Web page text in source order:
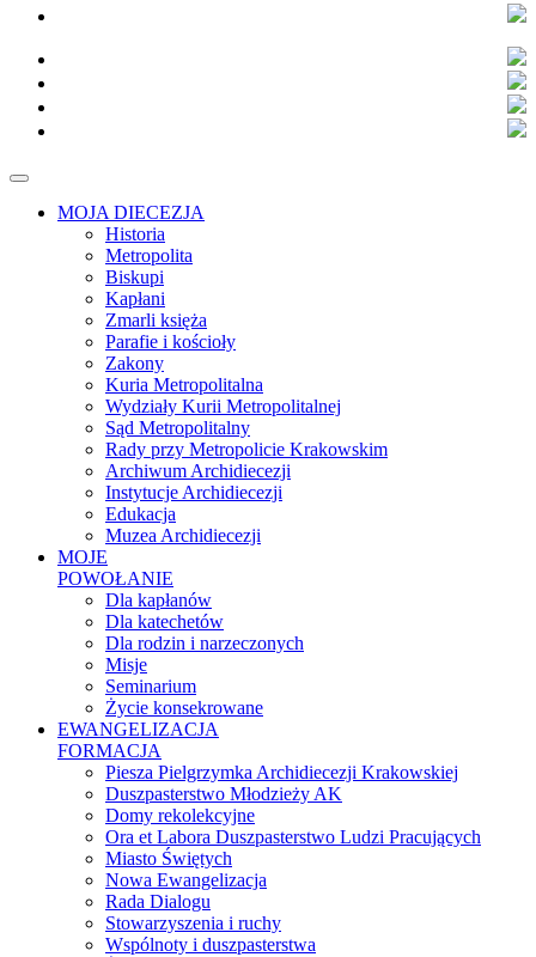
MOJA DIECEZJA
Historia
Metropolita
Biskupi
Kapłani
Zmarli księża
Parafie i kościoły
Zakony
Kuria Metropolitalna
Wydziały Kurii Metropolitalnej
Sąd Metropolitalny
Rady przy Metropolicie Krakowskim
Archiwum Archidiecezji
Instytucje Archidiecezji
Edukacja
Muzea Archidiecezji
MOJE
POWOŁANIE
Dla kapłanów
Dla katechetów
Dla rodzin i narzeczonych
Misje
Seminarium
Życie konsekrowane
EWANGELIZACJA
FORMACJA
Piesza Pielgrzymka Archidiecezji Krakowskiej
Duszpasterstwo Młodzieży AK
Domy rekolekcyjne
Ora et Labora Duszpasterstwo Ludzi Pracujących
Miasto Świętych
Nowa Ewangelizacja
Rada Dialogu
Stowarzyszenia i ruchy
Wspólnoty i duszpasterstwa